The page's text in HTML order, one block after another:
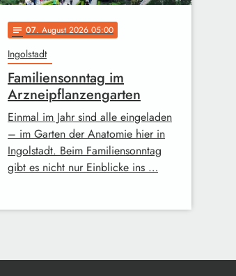
notes 07. August 2026 05:00
Ingolstadt
Familiensonntag im
Arzneipflanzengarten
Einmal im Jahr sind alle eingeladen
– im Garten der Anatomie hier in
Ingolstadt. Beim Familiensonntag
gibt es nicht nur Einblicke ins …